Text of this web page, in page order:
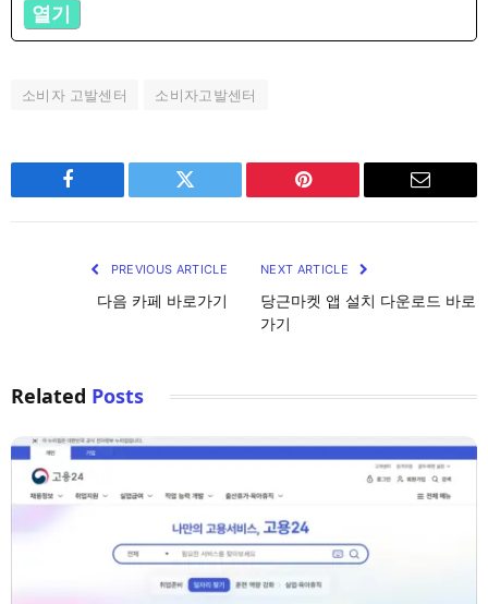
열기
소비자 고발센터 소비자고발센터
Facebook Twitter Pinterest Email
PREVIOUS ARTICLE
다음 카페 바로가기
NEXT ARTICLE
당근마켓 앱 설치 다운로드 바로
가기
Related Posts